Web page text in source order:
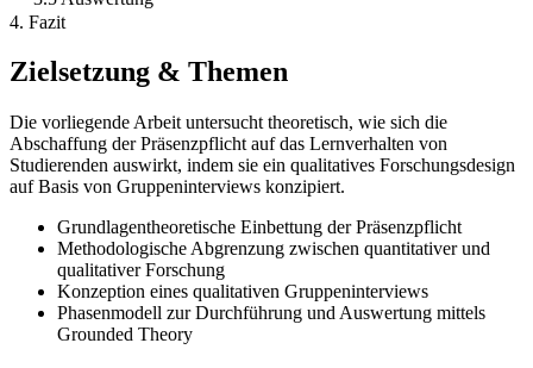
4. Fazit
Zielsetzung & Themen
Die vorliegende Arbeit untersucht theoretisch, wie sich die
Abschaffung der Präsenzpflicht auf das Lernverhalten von
Studierenden auswirkt, indem sie ein qualitatives Forschungsdesign
auf Basis von Gruppeninterviews konzipiert.
Grundlagentheoretische Einbettung der Präsenzpflicht
Methodologische Abgrenzung zwischen quantitativer und
qualitativer Forschung
Konzeption eines qualitativen Gruppeninterviews
Phasenmodell zur Durchführung und Auswertung mittels
Grounded Theory